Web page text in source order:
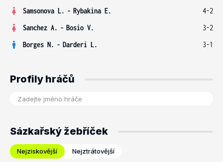
Samsonova L. - Rybakina E.
4-2
Sanchez A. - Bosio V.
3-2
Borges N. - Darderi L. 3-1
Profily hráčů
Sázkařský žebříček
Nejziskovější Nejztrátovější